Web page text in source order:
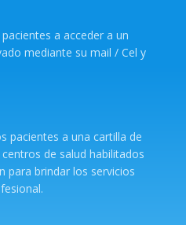
a acceder a un
mediante su mail / Cel y
pacientes a una cartilla de
de salud habilitados
para brindar los servicios